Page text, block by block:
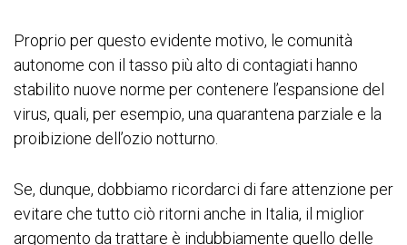
Proprio per questo evidente motivo, le comunità
autonome con il tasso più alto di contagiati hanno
stabilito nuove norme per contenere l’espansione del
virus, quali, per esempio, una quarantena parziale e la
proibizione dell’ozio notturno.
Se, dunque, dobbiamo ricordarci di fare attenzione per
evitare che tutto ciò ritorni anche in Italia, il miglior
argomento da trattare è indubbiamente quello delle